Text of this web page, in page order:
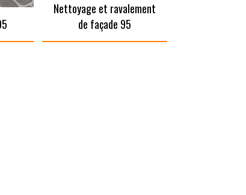
Nettoyage et ravalement
de façade 95